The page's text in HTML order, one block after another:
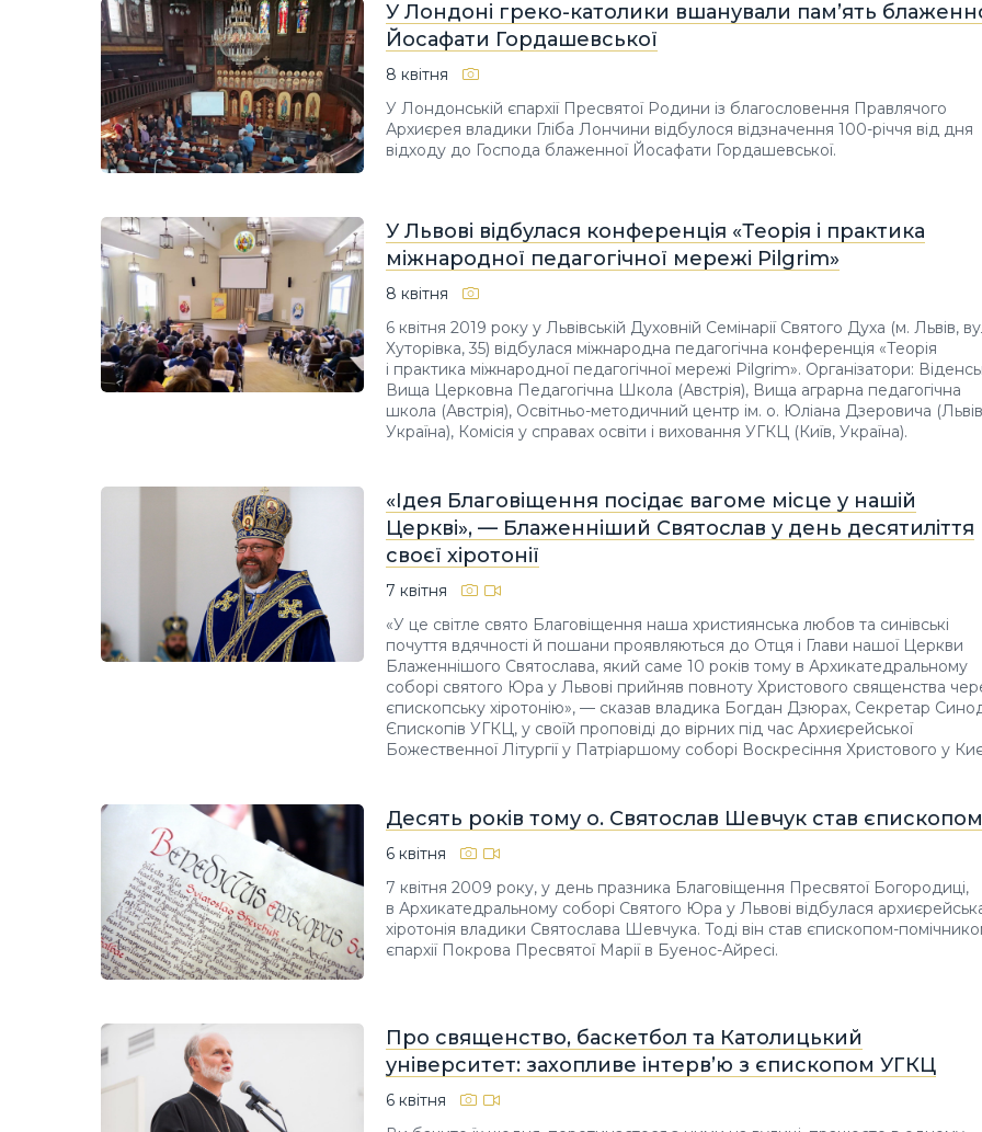
У Лондоні греко-католики вшанували пам’ять
Йосафати Гордашевської
8 квітня
У Лондонській єпархії Пресвятої Родини із благословення Правлячого
Архиєрея владики Гліба Лончини відбулося відзначення 100-річчя від дня
відходу до Господа блаженної Йосафати Гордашевської.
У Львові відбулася конференція «Теорія і практика
міжнародної педагогічної мережі Pilgrim»
8 квітня
6 квітня 2019 року у Львівській Духовній Семінарії Святого Духа (м. Львів,
Хуторівка, 35) відбулася міжнародна педагогічна конференція «Теорія
і практика міжнародної педагогічної мережі Pilgrim». Організатори:
Вища Церковна Педагогічна Школа (Австрія), Вища аграрна педагогічна
школа (Австрія), Освітньо-методичний центр ім. о. Юліана Дзеровича
Україна), Комісія у справах освіти і виховання УГКЦ (Київ, Україна).
«Ідея Благовіщення посідає вагоме місце у нашій
Церкві», — Блаженніший Святослав у день десятиліття
своєї хіротонії
7 квітня
«У це світле свято Благовіщення наша християнська любов та синівські
почуття вдячності й пошани проявляються до Отця і Глави нашої Церкви
Блаженнішого Святослава, який саме 10 років тому в Архикатедральному
соборі святого Юра у Львові прийняв повноту Христового священства
єпископську хіротонію», — сказав владика Богдан Дзюрах, Секретар
Єпископів УГКЦ, у своїй проповіді до вірних під час Архиєрейської
Божественної Літургії у Патріаршому соборі Воскресіння Христового у
Десять років тому о. Святослав Шевчук став єпископом
6 квітня
7 квітня 2009 року, у день празника Благовіщення Пресвятої Богородиці,
в Архикатедральному соборі Святого Юра у Львові відбулася
хіротонія владики Святослава Шевчука. Тоді він став єпископом-
єпархії Покрова Пресвятої Марії в Буенос-Айресі.
Про священство, баскетбол та Католицький
університет: захопливе інтерв’ю з єпископом УГКЦ
6 квітня